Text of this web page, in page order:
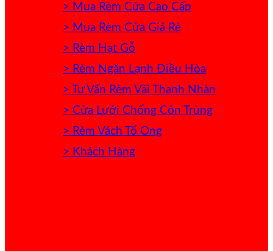
> Mua Rèm Cửa Cao Cấp
> Mua Rèm Cửa Giá Rẻ
> Rèm Hạt Gỗ
> Rèm Ngăn Lạnh Điều Hòa
> Tư Vấn Rèm Vải Thanh Nhàn
> Cửa Lưới Chống Côn Trùng
> Rèm Vách Tổ Ong
> Khách Hàng